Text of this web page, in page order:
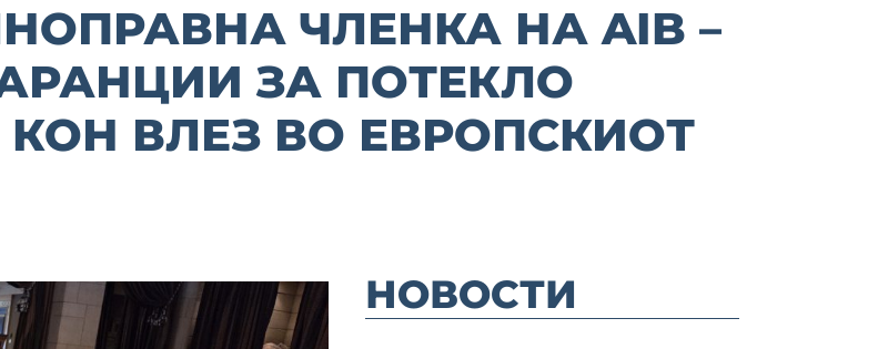
ЧЛЕНКА НА AIB –
ЗА ПОТЕКЛО
ВЛЕЗ ВО ЕВРОПСКИОТ
НОВОСТИ